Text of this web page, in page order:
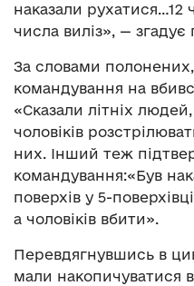
наказали рухатися…12
числа виліз», —
За словами
командування на
«Сказали літніх
чоловіків
них. Інший теж
командування:«Був
поверхів у 5-
а чоловіків вбити».
Перевдягнувшись в
мали накопичуватися